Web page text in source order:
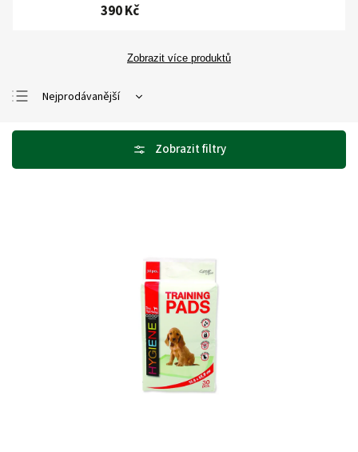
390 Kč
Zobrazit více produktů
Nejprodávanější
Abecedně